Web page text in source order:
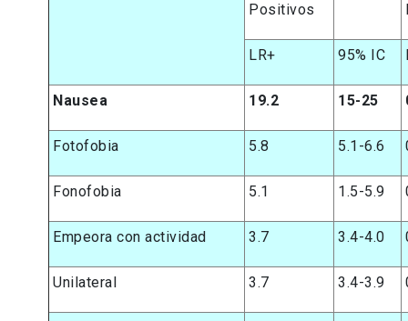
Positivos
LR+ 95% IC
Nausea 19.2 15-25
Fotofobia 5.8 5.1-6.6
Fonofobia 5.1 1.5-5.9
Empeora con actividad 3.7 3.4-4.0
Unilateral 3.7 3.4-3.9